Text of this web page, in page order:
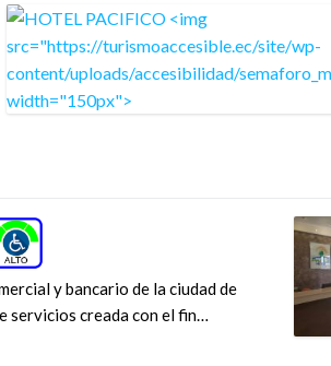
y bancario de la ciudad de
servicios creada con el fin…